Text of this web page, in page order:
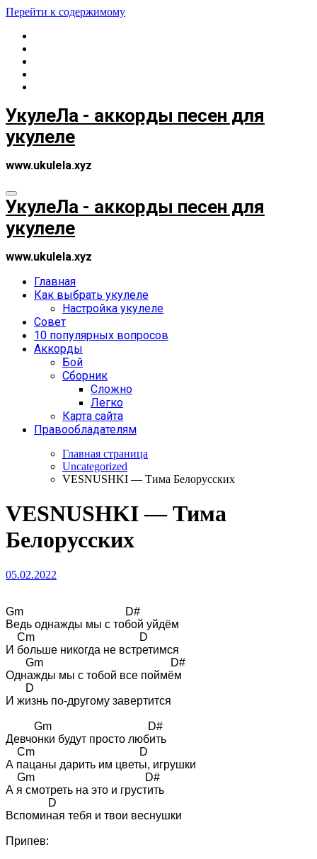
Перейти к содержимому
УкулеЛа - аккорды песен для
укулеле
www.ukulela.xyz
УкулеЛа - аккорды песен для
укулеле
www.ukulela.xyz
Главная
Как выбрать укулеле
Настройка укулеле
Совет
10 популярных вопросов
Аккорды
Бой
Сборник
Сложно
Легко
Карта сайта
Правообладателям
Главная страница
Uncategorized
VESNUSHKI — Тима Белорусских
VESNUSHKI — Тима
Белорусских
05.02.2022
Gm                                    D#
Ведь однажды мы с тобой уйдём
    Cm                                     D
И больше никогда не встретимся
       Gm                                             D#
Однажды мы с тобой все поймём
       D
И жизнь по-другому завертится
          Gm                                  D#
Девчонки будут просто любить
    Cm                                     D
А пацаны дарить им цветы, игрушки
    Gm                                       D#
А я смотреть на это и грустить
               D
Вспоминая тебя и твои веснушки
Припев: